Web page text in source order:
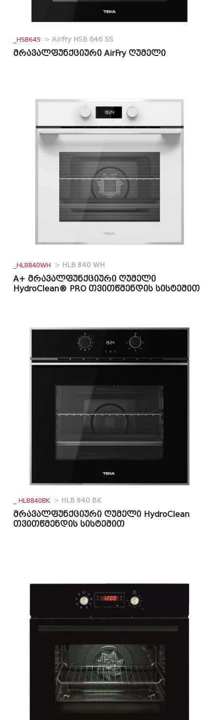
_HSB645 > AirFry HSB 646 SS
მრავალფუნქციური AirFry ღუმელი
_HLB840WH > HLB 840 WH
A+ მრავალფუნქციური ღუმელი
HydroClean® PRO თვითწმენდის სისტემით
_ HLB840BK > HLB 840 BK
მრავალფუნქციური ღუმელი HydroClean
თვითწმენდის სისტემით